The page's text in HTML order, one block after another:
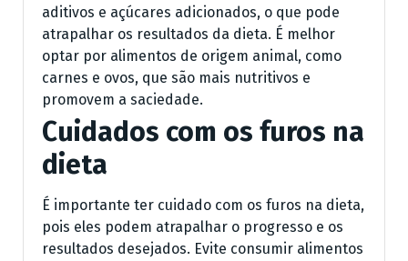
aditivos e açúcares adicionados, o que pode
atrapalhar os resultados da dieta. É melhor
optar por alimentos de origem animal, como
carnes e ovos, que são mais nutritivos e
promovem a saciedade.
Cuidados com os furos na
dieta
É importante ter cuidado com os furos na dieta,
pois eles podem atrapalhar o progresso e os
resultados desejados. Evite consumir alimentos